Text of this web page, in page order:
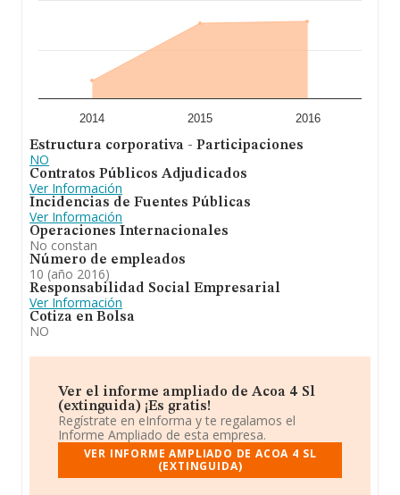
2014 2015 2016
Estructura corporativa - Participaciones
NO
Contratos Públicos Adjudicados
Ver Información
Incidencias de Fuentes Públicas
Ver Información
Operaciones Internacionales
No constan
Número de empleados
10 (año 2016)
Responsabilidad Social Empresarial
Ver Información
Cotiza en Bolsa
NO
Ver el informe ampliado de Acoa 4 Sl
(extinguida) ¡Es gratis!
Regístrate en eInforma y te regalamos el
Informe Ampliado de esta empresa.
VER INFORME AMPLIADO DE ACOA 4 SL
(EXTINGUIDA)